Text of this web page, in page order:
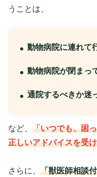
うことは、
動物病院に連れて
動物病院が閉まっ
通院するべきか迷
など、 「いつでも、困
正しいアドバイスを受
さらに、 「獣医師相談